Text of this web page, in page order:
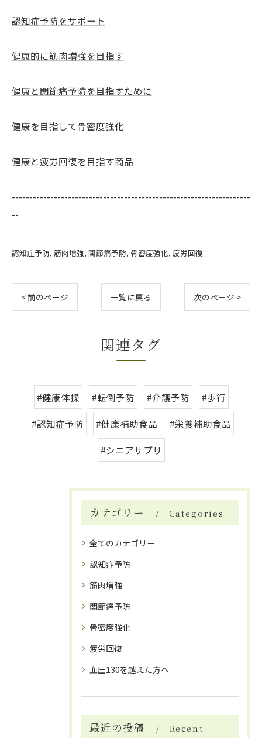
認知症予防をサポート
健康的に筋肉増強を目指す
健康と関節痛予防を目指すために
健康を目指して骨密度強化
健康と疲労回復を目指す商品
--------------------------------------------------------------------
--
認知症予防 筋肉増強 関節痛予防 骨密度強化 疲労回復
< 前のページ 一覧に戻る 次のページ >
関連タグ
#健康体操 #転倒予防 #介護予防 #歩行
#認知症予防 #健康補助食品 #栄養補助食品
#シニアサプリ
カテゴリー Categories
全てのカテゴリー
認知症予防
筋肉増強
関節痛予防
骨密度強化
疲労回復
血圧130を越えた方へ
最近の投稿
Recent